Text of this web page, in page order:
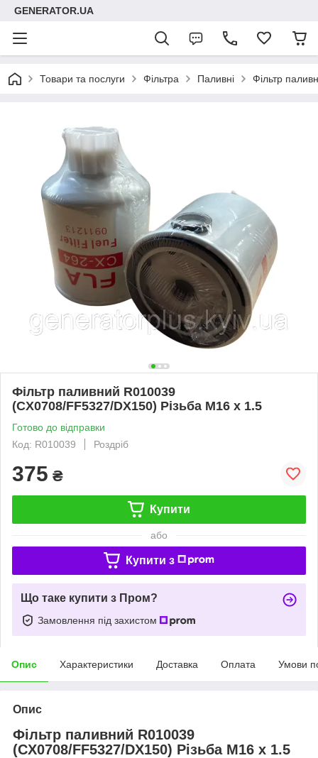
GENERATOR.UA
Товари та послуги Фільтра Паливні Фільтр
Фільтр паливний R010039
(CX0708/FF5327/DX150) Різьба M16 x 1.5
Готово до відправки
Код: R010039
Роздріб
375 ₴
Купити
або
Купити з
Що таке купити з Пром?
Замовлення під захистом
Опис Характеристики Доставка Оплата Умови
Опис
Фільтр паливний R010039
(CX0708/FF5327/DX150) Різьба M16 x 1.5